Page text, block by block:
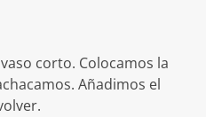
corto. Colocamos la
Añadimos el